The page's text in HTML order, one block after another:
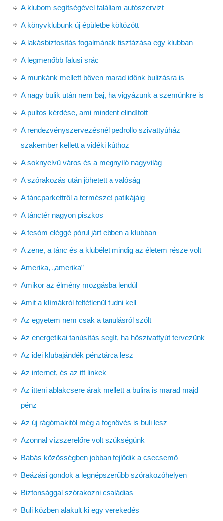
A klubom segítségével találtam autószervizt
A könyvklubunk új épületbe költözött
A lakásbiztosítás fogalmának tisztázása egy klubban
A legmenőbb falusi srác
A munkánk mellett bőven marad időnk bulizásra is
A nagy bulik után nem baj, ha vigyázunk a szemünkre is
A pultos kérdése, ami mindent elindított
A rendezvényszervezésnél pedrollo szivattyúház
szakember kellett a vidéki kúthoz
A soknyelvű város és a megnyíló nagyvilág
A szórakozás után jöhetett a valóság
A táncparkettről a természet patikájáig
A tánctér nagyon piszkos
A tesóm eléggé pórul járt ebben a klubban
A zene, a tánc és a klubélet mindig az életem része volt
Amerika, „amerika”
Amikor az élmény mozgásba lendül
Amit a klímákról feltétlenül tudni kell
Az egyetem nem csak a tanulásról szólt
Az energetikai tanúsítás segít, ha hőszivattyút tervezünk
Az idei klubajándék pénztárca lesz
Az internet, és az itt linkek
Az itteni ablakcsere árak mellett a bulira is marad majd
pénz
Az új rágómakitól még a fognövés is buli lesz
Azonnal vízszerelőre volt szükségünk
Babás közösségben jobban fejlődik a csecsemő
Beázási gondok a legnépszerűbb szórakozóhelyen
Biztonsággal szórakozni családias
Buli közben alakult ki egy verekedés